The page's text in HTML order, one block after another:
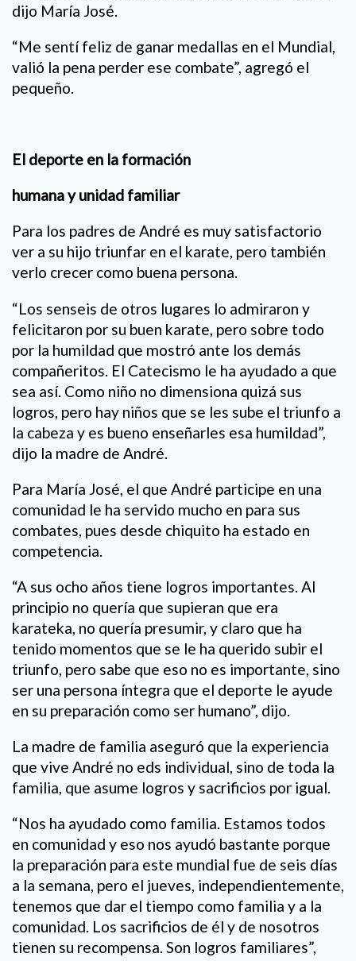
dijo María José.
“Me sentí feliz de ganar medallas en el Mundial,
valió la pena perder ese combate”, agregó el
pequeño.
El deporte en la formación
humana y unidad familiar
Para los padres de André es muy satisfactorio
ver a su hijo triunfar en el karate, pero también
verlo crecer como buena persona.
“Los senseis de otros lugares lo admiraron y
felicitaron por su buen karate, pero sobre todo
por la humildad que mostró ante los demás
compañeritos. El Catecismo le ha ayudado a que
sea así. Como niño no dimensiona quizá sus
logros, pero hay niños que se les sube el triunfo a
la cabeza y es bueno enseñarles esa humildad”,
dijo la madre de André.
Para María José, el que André participe en una
comunidad le ha servido mucho en para sus
combates, pues desde chiquito ha estado en
competencia.
“A sus ocho años tiene logros importantes. Al
principio no quería que supieran que era
karateka, no quería presumir, y claro que ha
tenido momentos que se le ha querido subir el
triunfo, pero sabe que eso no es importante, sino
ser una persona íntegra que el deporte le ayude
en su preparación como ser humano”, dijo.
La madre de familia aseguró que la experiencia
que vive André no eds individual, sino de toda la
familia, que asume logros y sacrificios por igual.
“Nos ha ayudado como familia. Estamos todos
en comunidad y eso nos ayudó bastante porque
la preparación para este mundial fue de seis días
a la semana, pero el jueves, independientemente,
tenemos que dar el tiempo como familia y a la
comunidad. Los sacrificios de él y de nosotros
tienen su recompensa. Son logros familiares”,